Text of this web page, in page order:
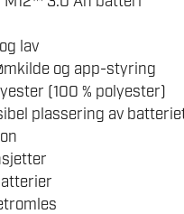
lav
og app-styring
(100 % polyester)
plassering av